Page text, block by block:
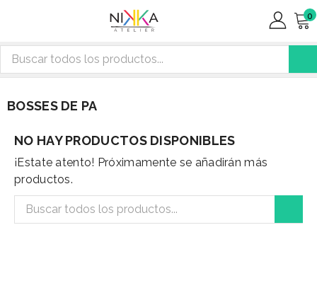
0
BOSSES DE PA
NO HAY PRODUCTOS DISPONIBLES
¡Estate atento! Próximamente se añadirán más
productos.